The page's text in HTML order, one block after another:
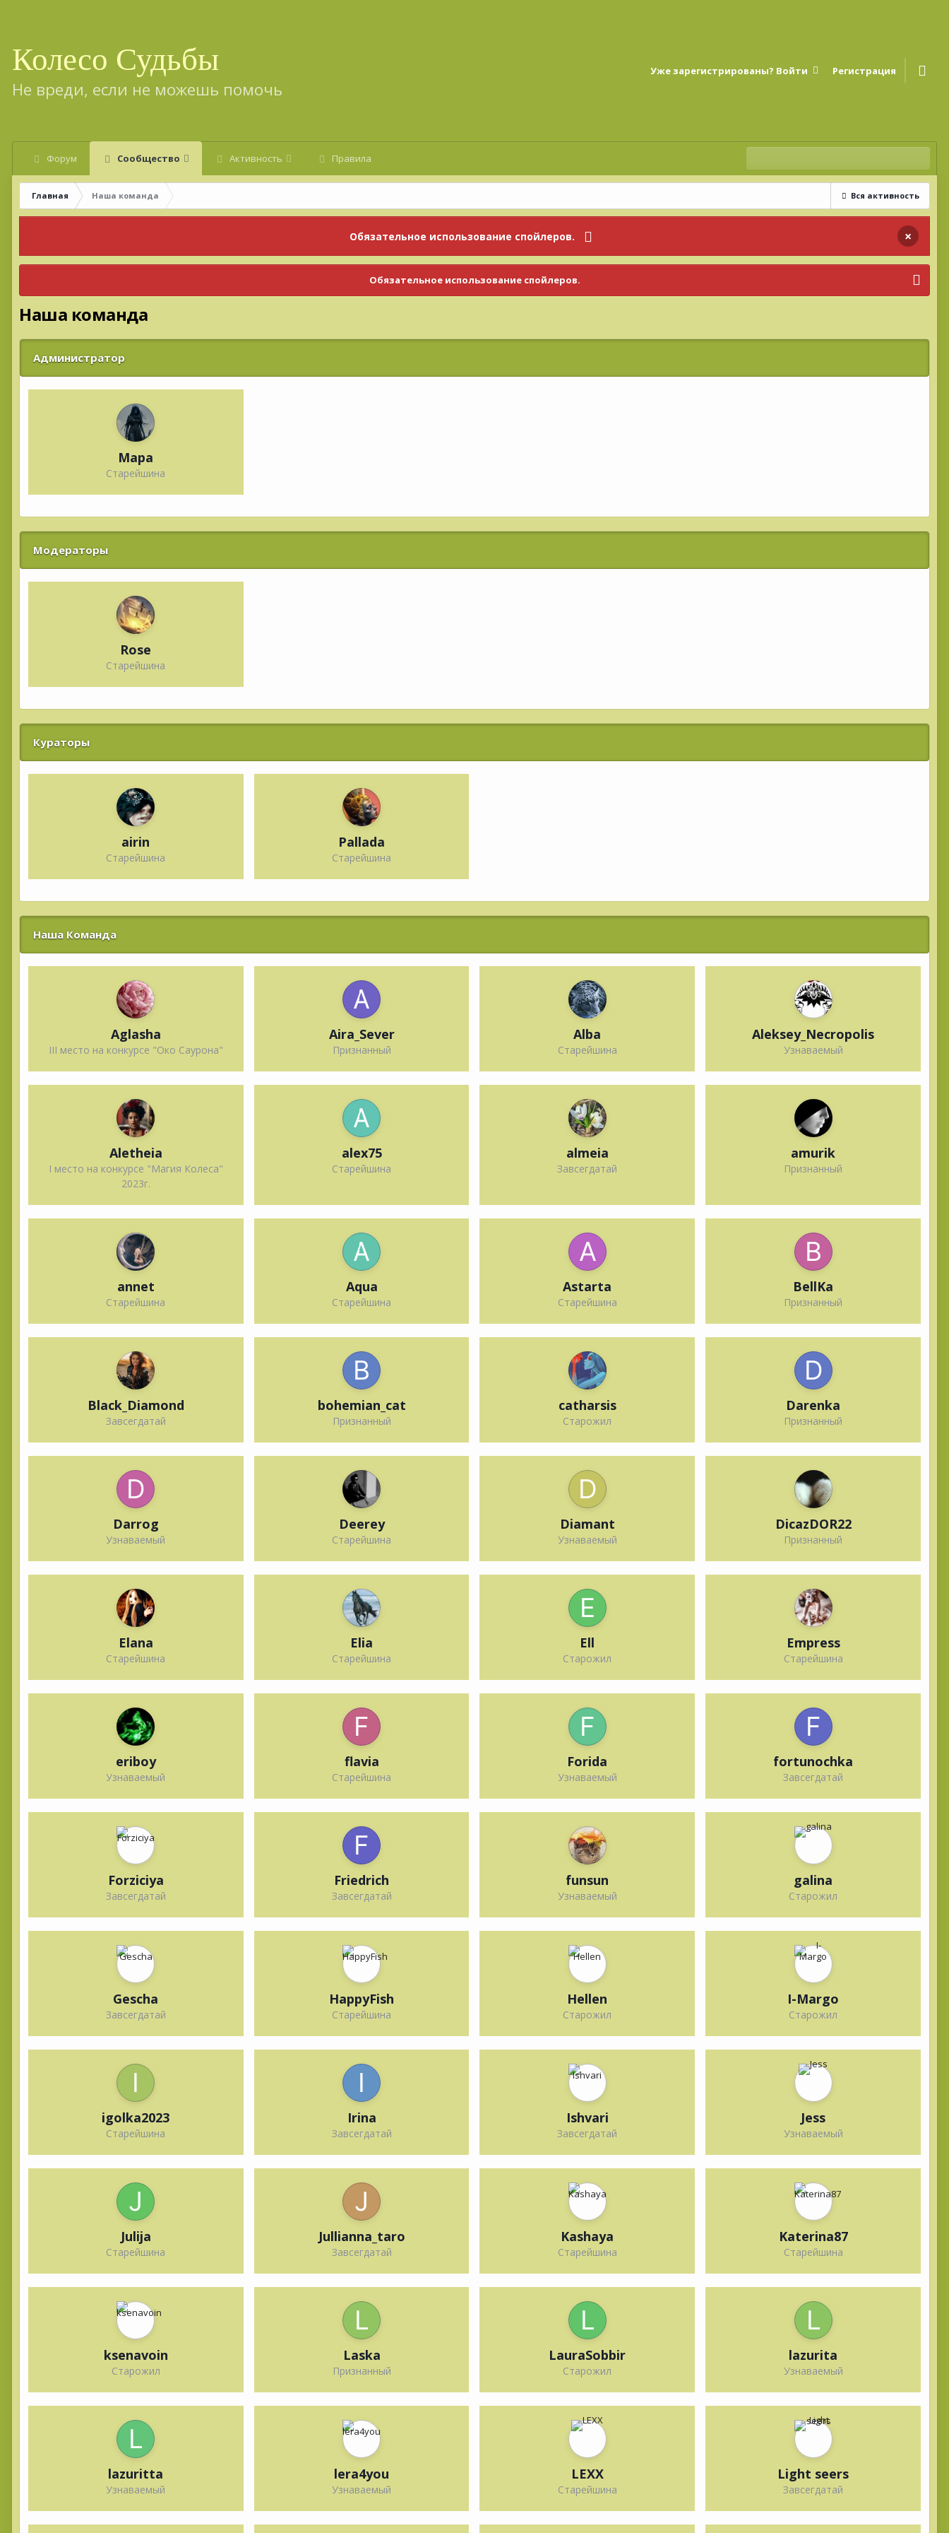
Колесо Судьбы
Не вреди, если не можешь помочь
Уже зарегистрированы? Войти Регистрация
Форум Сообщество Активность Правила
Вся активность
Главная Наша команда
Обязательное использование спойлеров. ×
Обязательное использование спойлеров.
Наша команда
Администратор
Мара
Старейшина
Модераторы
Rose
Старейшина
Кураторы
airin
Старейшина
Pallada
Старейшина
Наша Команда
Aglasha
III место на конкурсе "Око Саурона"
Aira_Sever
Признанный
Alba
Старейшина
Aleksey_Necropolis
Узнаваемый
Aletheia
I место на конкурсе "Магия Колеса"
2023г.
alex75
Старейшина
almeia
Завсегдатай
amurik
Признанный
annet
Старейшина
Aqua
Старейшина
Astarta
Старейшина
BellKa
Признанный
Black_Diamond
Завсегдатай
bohemian_cat
Признанный
catharsis
Старожил
Darenka
Признанный
Darrog
Узнаваемый
Deerey
Старейшина
Diamant
Узнаваемый
DicazDOR22
Признанный
Elana
Старейшина
Elia
Старейшина
Ell
Старожил
Empress
Старейшина
eriboy
Узнаваемый
flavia
Старейшина
Forida
Узнаваемый
fortunochka
Завсегдатай
Forziciya
Завсегдатай
Friedrich
Завсегдатай
funsun
Узнаваемый
galina
Старожил
Gescha
Завсегдатай
HappyFish
Старейшина
Hellen
Старожил
I-Margo
Старожил
igolka2023
Старейшина
Irina
Завсегдатай
Ishvari
Завсегдатай
Jess
Узнаваемый
Julija
Старейшина
Jullianna_taro
Завсегдатай
Kashaya
Старейшина
Katerina87
Старейшина
ksenavoin
Старожил
Laska
Признанный
LauraSobbir
Старожил
lazurita
Узнаваемый
lazuritta
Узнаваемый
lera4you
Узнаваемый
LEXX
Старейшина
Light seers
Завсегдатай